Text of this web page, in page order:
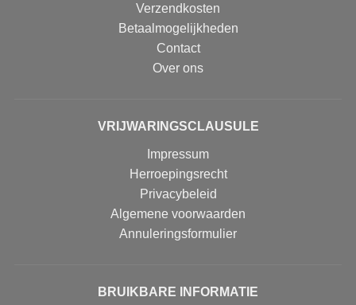
Verzendkosten
Betaalmogelijkheden
Contact
Over ons
VRIJWARINGSCLAUSULE
Impressum
Herroepingsrecht
Privacybeleid
Algemene voorwaarden
Annuleringsformulier
BRUIKBARE INFORMATIE